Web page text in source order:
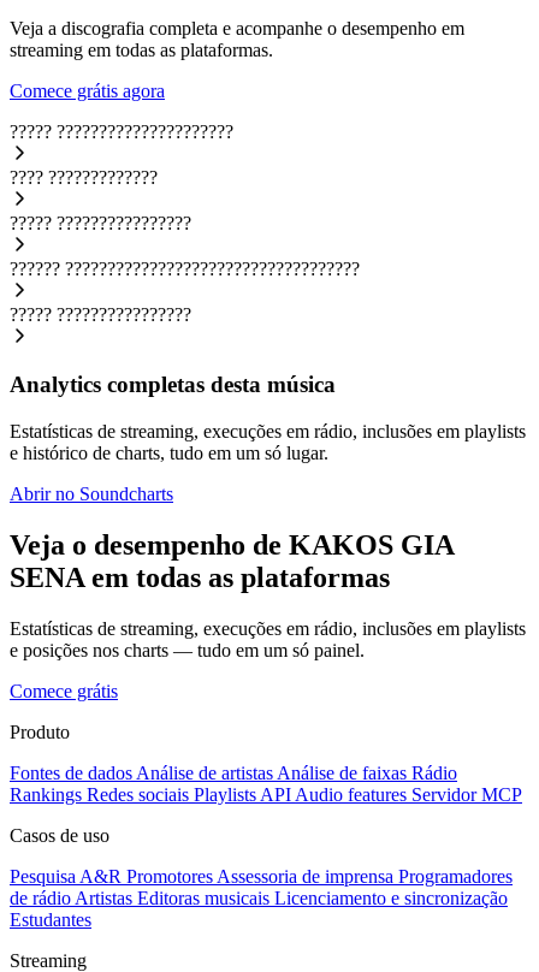
Veja a discografia completa e acompanhe o desempenho em
streaming em todas as plataformas.
Comece grátis agora
????? ?????????????????????
???? ?????????????
????? ????????????????
?????? ???????????????????????????????????
????? ????????????????
Analytics completas desta música
Estatísticas de streaming, execuções em rádio, inclusões em playlists
e histórico de charts, tudo em um só lugar.
Abrir no Soundcharts
Veja o desempenho de KAKOS GIA
SENA em todas as plataformas
Estatísticas de streaming, execuções em rádio, inclusões em playlists
e posições nos charts — tudo em um só painel.
Comece grátis
Produto
Fontes de dados Análise de artistas Análise de faixas Rádio
Rankings Redes sociais Playlists API Audio features Servidor MCP
Casos de uso
Pesquisa A&R Promotores Assessoria de imprensa Programadores
de rádio Artistas Editoras musicais Licenciamento e sincronização
Estudantes
Streaming